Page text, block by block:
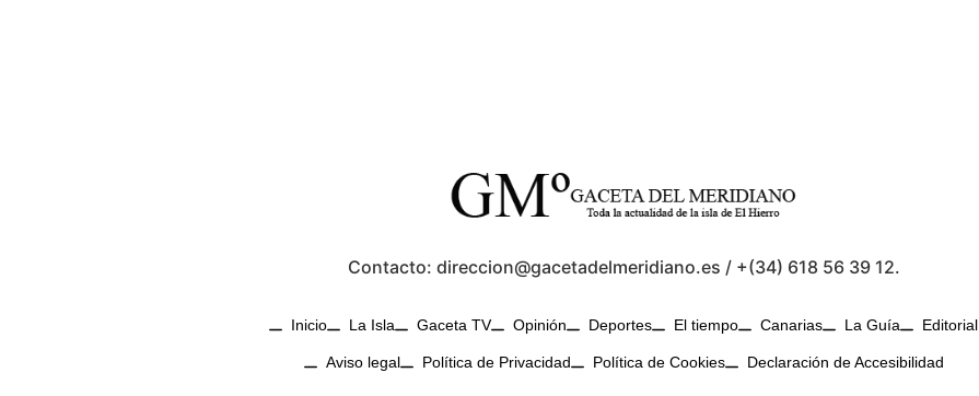
Contacto: direccion@gacetadelmeridiano.es / +(34) 618 56 39 12.
Inicio La Isla Gaceta TV Opinión Deportes El tiempo Canarias La Guía Editorial
Aviso legal Política de Privacidad Política de Cookies Declaración de Accesibilidad